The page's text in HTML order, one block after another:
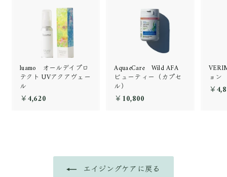
luamo オールデイプロ
テクト UVアクアヴェー
ル
￥4,620
AquaeCare Wild AFA
ビューティー（カプセ
ル）
￥10,800
0
ョン
￥
エイジングケアに戻る